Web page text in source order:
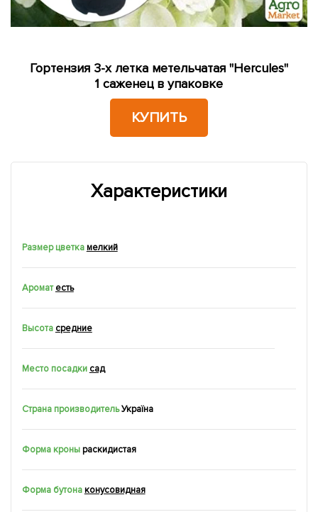
Гортензия 3-х летка метельчатая "Hercules"
1 саженец в упаковке
КУПИТЬ
Характеристики
Размер цветка мелкий
Аромат есть
Высота средние
Место посадки сад
Страна производитель Україна
Форма кроныраскидистая
Форма бутонаконусовидная